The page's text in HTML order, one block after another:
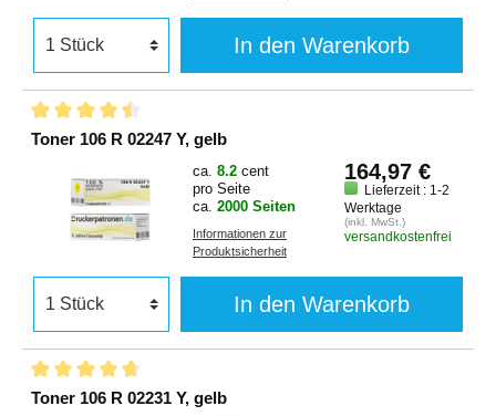
In den Warenkorb
Toner 106 R 02247 Y, gelb
ca. 8.2 cent
pro Seite
ca. 2000 Seiten
Informationen zur
Produktsicherheit
164,97 €
Lieferzeit : 1-2
Werktage
(inkl. MwSt.)
versandkostenfrei
In den Warenkorb
Toner 106 R 02231 Y, gelb